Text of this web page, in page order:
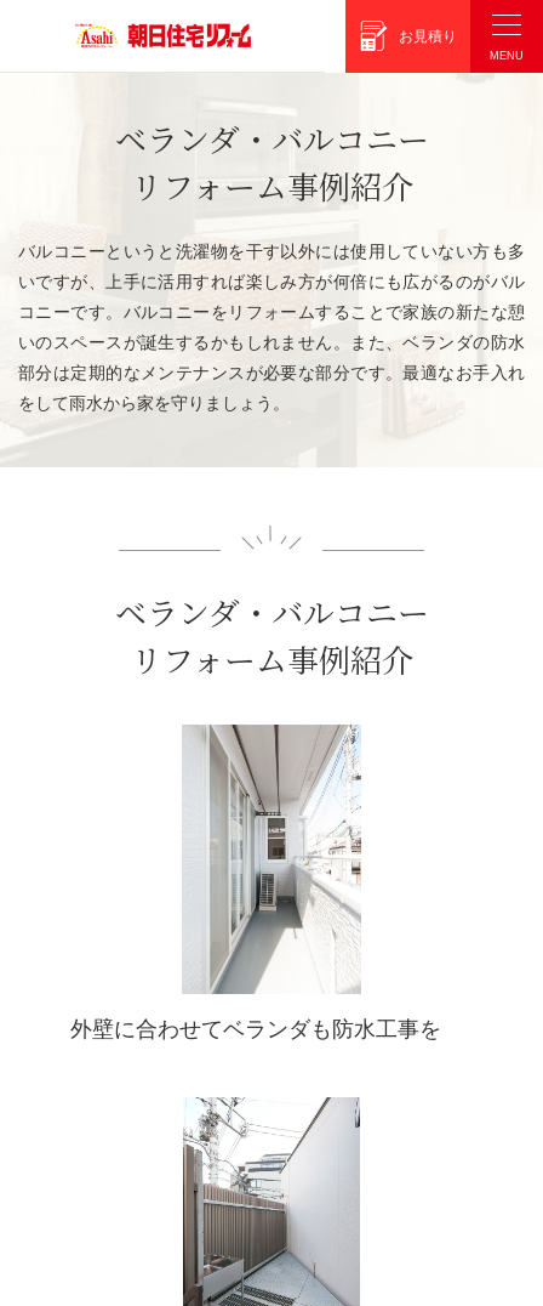
お見積り
ベランダ・バルコニー
リフォーム事例紹介
バルコニーというと洗濯物を干す以外には使用していない方も多
いですが、上手に活用すれば楽しみ方が何倍にも広がるのがバル
コニーです。バルコニーをリフォームすることで家族の新たな憩
いのスペースが誕生するかもしれません。また、ベランダの防水
部分は定期的なメンテナンスが必要な部分です。最適なお手入れ
をして雨水から家を守りましょう。
ベランダ・バルコニー
リフォーム事例紹介
外壁に合わせてベランダも防水工事を